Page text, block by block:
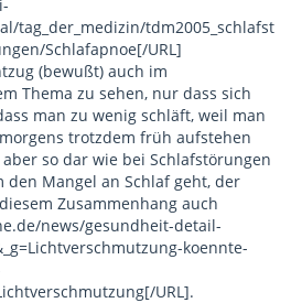
tag_der_medizin/tdm2005_schlafst
Schlafapnoe[/URL]
(bewußt) auch im
Thema zu sehen, nur dass sich
man zu wenig schläft, weil man
trotzdem früh aufstehen
so dar wie bei Schlafstörungen
den Mangel an Schlaf geht, der
Zusammenhang auch
news/gesundheit-detail-
koennte-
URL].